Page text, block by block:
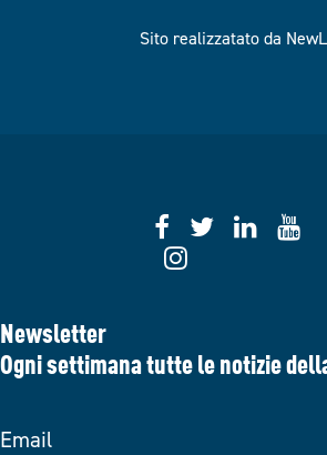
Sito realizzatato da
Newsletter
Ogni settimana tutte le notizie
Email